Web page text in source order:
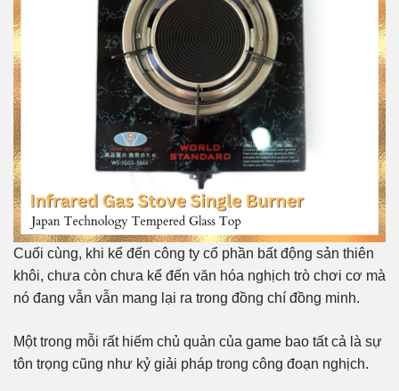
Cuối cùng, khi kể đến công ty cổ phần bất động sản thiên
khôi, chưa còn chưa kể đến văn hóa nghịch trò chơi cơ mà
nó đang vẫn vẫn mang lại ra trong đồng chí đồng minh.
Một trong mỗi rất hiếm chủ quản của game bao tất cả là sự
tôn trọng cũng như kỷ giải pháp trong công đoạn nghịch.